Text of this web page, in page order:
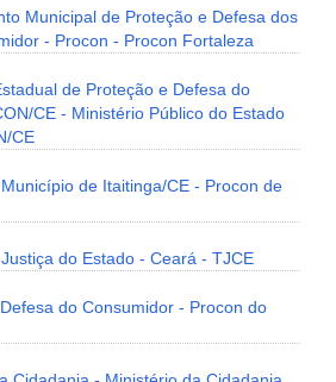
Municipal de Proteção e Defesa dos
- Procon - Procon Fortaleza
de Proteção e Defesa do
CE - Ministério Público do Estado
CE
de Itaitinga/CE - Procon de
do Estado - Ceará - TJCE
do Consumidor - Procon do